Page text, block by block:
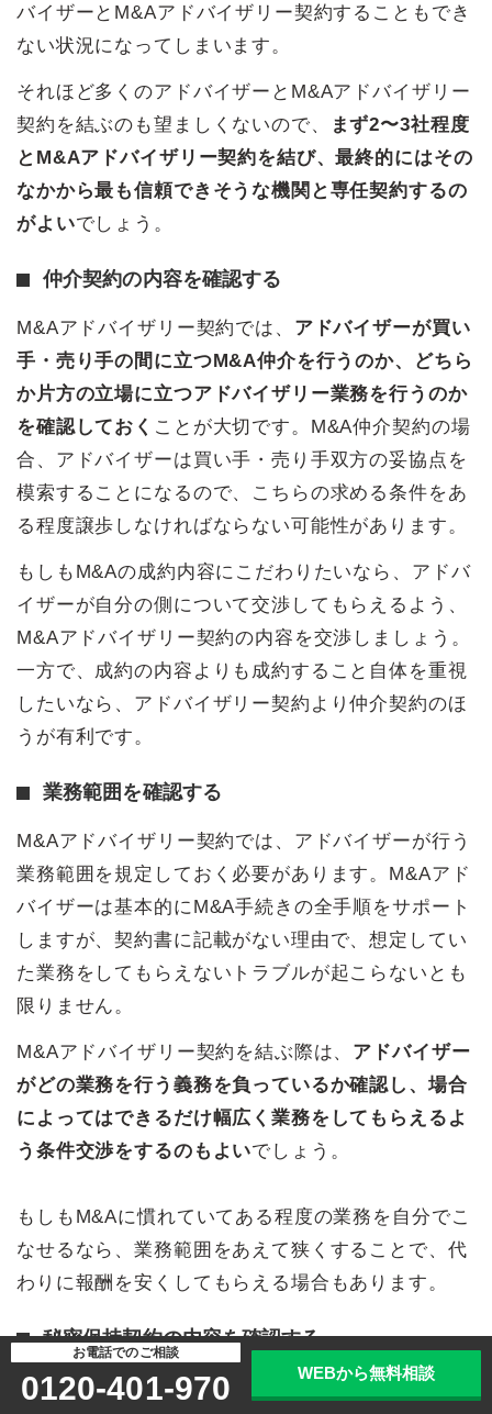
バイザーとM&Aアドバイザリー契約することもでき
ない状況になってしまいます。
それほど多くのアドバイザーとM&Aアドバイザリー
契約を結ぶのも望ましくないので、
まず2〜3社程度
とM&Aアドバイザリー契約を結び、最終的にはその
なかから最も信頼できそうな機関と専任契約するの
がよいでしょう。
仲介契約の内容を確認する
M&Aアドバイザリー契約では、 アドバイザーが買い
手・売り手の間に立つM&A仲介を行うのか、どちら
か片方の立場に立つアドバイザリー業務を行うのか
を確認しておく ことが大切です。M&A仲介契約の場
合、アドバイザーは買い手・売り手双方の妥協点を
模索することになるので、こちらの求める条件をあ
る程度譲歩しなければならない可能性があります。
もしもM&Aの成約内容にこだわりたいなら、アドバ
イザーが自分の側について交渉してもらえるよう、
M&Aアドバイザリー契約の内容を交渉しましょう。
一方で、成約の内容よりも成約すること自体を重視
したいなら、アドバイザリー契約より仲介契約のほ
うが有利です。
業務範囲を確認する
M&Aアドバイザリー契約では、アドバイザーが行う
業務範囲を規定しておく必要があります。M&Aアド
バイザーは基本的にM&A手続きの全手順をサポート
しますが、契約書に記載がない理由で、想定してい
た業務をしてもらえないトラブルが起こらないとも
限りません。
M&Aアドバイザリー契約を結ぶ際は、 アドバイザー
がどの業務を行う義務を負っているか確認し、場合
によってはできるだけ幅広く業務をしてもらえるよ
う条件交渉をするのもよいでしょう。
もしもM&Aに慣れていてある程度の業務を自分でこ
なせるなら、業務範囲をあえて狭くすることで、代
わりに報酬を安くしてもらえる場合もあります。
秘密保持契約の内容を確認する
M&Aでは会社の財務状況や顧客・取引先の情報な
お電話でのご相談
0120-401-970 WEBから無料相談